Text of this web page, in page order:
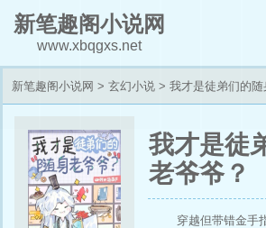
新笔趣阁小说网
www.xbqgxs.net
新笔趣阁小说网 > 玄幻小说 > 我才是徒弟们的
我才是徒
老爷爷？
穿越但带错金手